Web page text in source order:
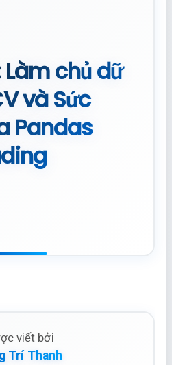
Làm chủ dữ
và Sức
Pandas
viết bởi
Trí Thanh